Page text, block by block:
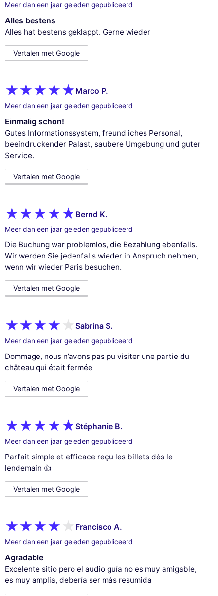
Meer dan een jaar geleden gepubliceerd
Alles bestens
Alles hat bestens geklappt. Gerne wieder
Vertalen met Google
Marco P.
Meer dan een jaar geleden gepubliceerd
Einmalig schön!
Gutes Informationssystem, freundliches Personal,
beeindruckender Palast, saubere Umgebung und guter
Service.
Vertalen met Google
Bernd K.
Meer dan een jaar geleden gepubliceerd
Die Buchung war problemlos, die Bezahlung ebenfalls.
Wir werden Sie jedenfalls wieder in Anspruch nehmen,
wenn wir wieder Paris besuchen.
Vertalen met Google
Sabrina S.
Meer dan een jaar geleden gepubliceerd
Dommage, nous n’avons pas pu visiter une partie du
château qui était fermée
Vertalen met Google
Stéphanie B.
Meer dan een jaar geleden gepubliceerd
Parfait simple et efficace reçu les billets dès le
lendemain 👍
Vertalen met Google
Francisco A.
Meer dan een jaar geleden gepubliceerd
Agradable
Excelente sitio pero el audio guía no es muy amigable,
es muy amplia, debería ser más resumida